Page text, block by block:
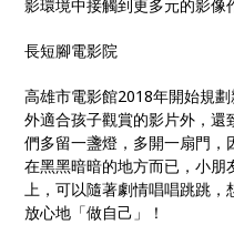
影環境中接觸到更多元的影像
長短腳電影院
高雄市電影館2018年開始規
外適合孩子觀賞的影片外，
們多留一盞燈，多開一扇門
在黑黑暗暗的地方而已，小
上，可以隨著劇情唱唱跳跳
放心地「做自己」！